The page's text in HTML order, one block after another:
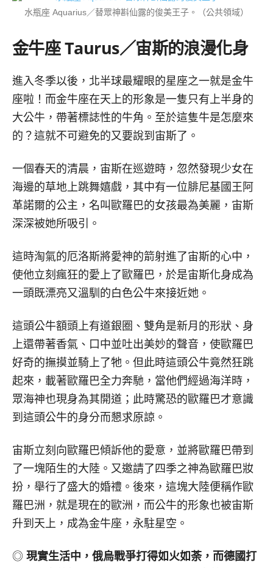
水瓶座 Aquarius／替眾神斟仙露的俊美王子。（公共領域）
金牛座Taurus／宙斯的浪漫化身
進入冬季以後，北半球最耀眼的星座之一就是金牛
座啦！而金牛座在天上的形象是一隻只有上半身的
大公牛，帶著標誌性的牛角。至於這隻牛是怎麼來
的？這就不可避免的又要說到宙斯了。
一個春天的清晨，宙斯在巡遊時，忽然發現少女在
海邊的草地上跳舞嬉戲，其中有一位腓尼基國王阿
革諾爾的公主，名叫歐羅巴的女孩最為美麗，宙斯
深深被她所吸引。
這時淘氣的厄洛斯將愛神的箭射進了宙斯的心中，
使他立刻瘋狂的愛上了歐羅巴，於是宙斯化身成為
一頭既漂亮又溫馴的白色公牛來接近她。
這頭公牛額頭上有道銀圈、雙角是新月的形狀、身
上還帶著香氣、口中並吐出美妙的聲音，使歐羅巴
好奇的撫摸並騎上了牠。但此時這頭公牛竟然狂跳
起來，載著歐羅巴全力奔馳，當他們經過海洋時，
眾海神也現身為其開道；此時驚恐的歐羅巴才意識
到這頭公牛的身分而懇求原諒。
宙斯立刻向歐羅巴傾訴他的愛意，並將歐羅巴帶到
了一塊陌生的大陸。又邀請了四季之神為歐羅巴妝
扮，舉行了盛大的婚禮。後來，這塊大陸便稱作歐
羅巴洲，就是現在的歐洲，而公牛的形象也被宙斯
升到天上，成為金牛座，永駐星空。
◎ 現實生活中，俄烏戰爭打得如火如荼，而德國打